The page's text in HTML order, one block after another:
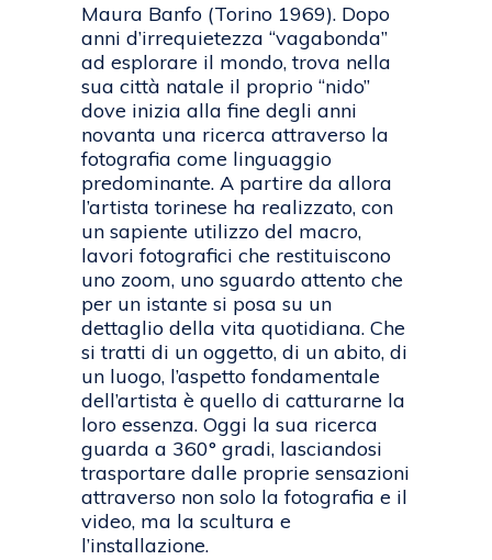
Maura Banfo (Torino 1969). Dopo
anni d’irrequietezza “vagabonda”
ad esplorare il mondo, trova nella
sua città natale il proprio “nido”
dove inizia alla fine degli anni
novanta una ricerca attraverso la
fotografia come linguaggio
predominante. A partire da allora
l’artista torinese ha realizzato, con
un sapiente utilizzo del macro,
lavori fotografici che restituiscono
uno zoom, uno sguardo attento che
per un istante si posa su un
dettaglio della vita quotidiana. Che
si tratti di un oggetto, di un abito, di
un luogo, l’aspetto fondamentale
dell’artista è quello di catturarne la
loro essenza. Oggi la sua ricerca
guarda a 360° gradi, lasciandosi
trasportare dalle proprie sensazioni
attraverso non solo la fotografia e il
video, ma la scultura e
l’installazione.